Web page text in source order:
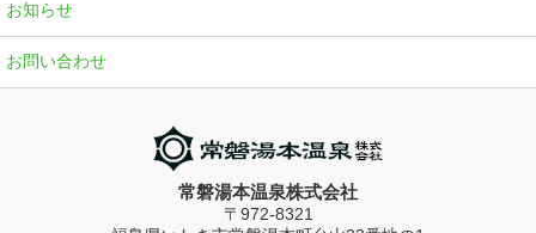
お知らせ
お問い合わせ
常磐湯本温泉株式会社
〒972-8321